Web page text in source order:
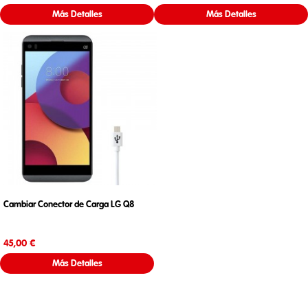
Más Detalles Más Detalles
Cambiar Conector de Carga LG Q8
45,00 €
Más Detalles